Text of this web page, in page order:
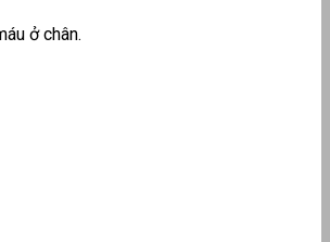
ở chân.